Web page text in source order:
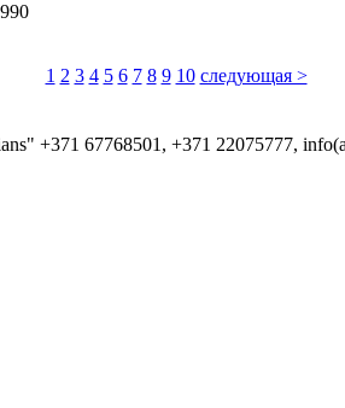
1 2 3 4 5 6 7 8 9 10 следующая >
+371 67768501, +371 22075777,